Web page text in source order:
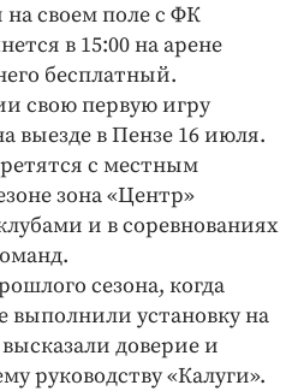
на своем поле с ФК
в 15:00 на арене
бесплатный.
свою первую игру
выезде в Пензе 16 июля.
с местным
зона «Центр»
и в соревнованиях
сезона, когда
установку на
доверие и
руководству «Калуги».